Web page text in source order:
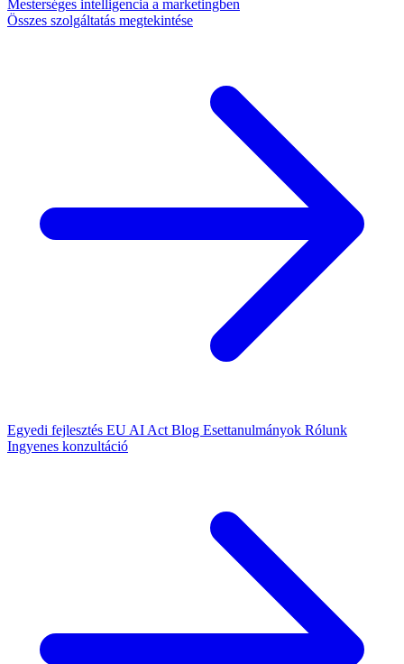
Mesterséges intelligencia a marketingben
Összes szolgáltatás megtekintése
Egyedi fejlesztés EU AI Act Blog Esettanulmányok Rólunk
Ingyenes konzultáció